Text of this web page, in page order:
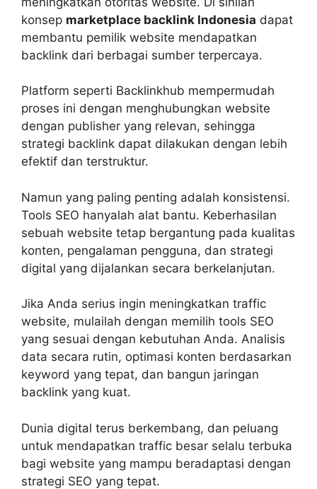
konsep marketplace backlink Indonesia dapat
membantu pemilik website mendapatkan
backlink dari berbagai sumber terpercaya.
Platform seperti Backlinkhub mempermudah
proses ini dengan menghubungkan website
dengan publisher yang relevan, sehingga
strategi backlink dapat dilakukan dengan lebih
efektif dan terstruktur.
Namun yang paling penting adalah konsistensi.
Tools SEO hanyalah alat bantu. Keberhasilan
sebuah website tetap bergantung pada kualitas
konten, pengalaman pengguna, dan strategi
digital yang dijalankan secara berkelanjutan.
Jika Anda serius ingin meningkatkan traffic
website, mulailah dengan memilih tools SEO
yang sesuai dengan kebutuhan Anda. Analisis
data secara rutin, optimasi konten berdasarkan
keyword yang tepat, dan bangun jaringan
backlink yang kuat.
Dunia digital terus berkembang, dan peluang
untuk mendapatkan traffic besar selalu terbuka
bagi website yang mampu beradaptasi dengan
strategi SEO yang tepat.